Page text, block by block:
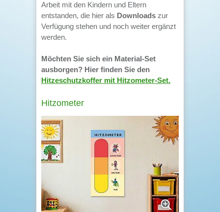
Arbeit mit den Kindern und Eltern
entstanden, die hier als Downloads zur
Verfügung stehen und noch weiter ergänzt
werden.
Möchten Sie sich ein Material-Set
ausborgen? Hier finden Sie den
Hitzeschutzkoffer mit Hitzometer-Set.
Hitzometer